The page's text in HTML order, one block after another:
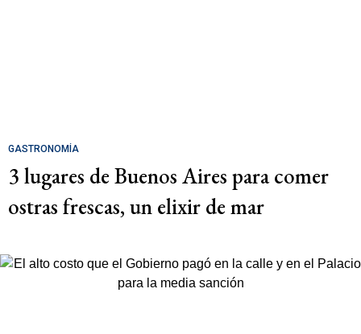
GASTRONOMÍA
3 lugares de Buenos Aires para comer
ostras frescas, un elixir de mar